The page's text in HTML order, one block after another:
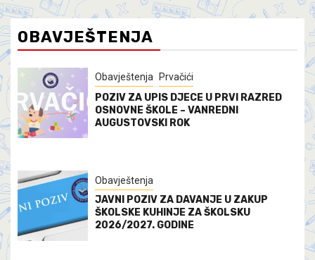
OBAVJEŠTENJA
Obavještenja Prvačići
POZIV ZA UPIS DJECE U PRVI RAZRED
OSNOVNE ŠKOLE – VANREDNI
AUGUSTOVSKI ROK
Obavještenja
JAVNI POZIV ZA DAVANJE U ZAKUP
ŠKOLSKE KUHINJE ZA ŠKOLSKU
2026/2027. GODINE